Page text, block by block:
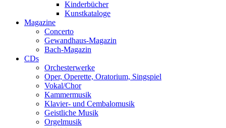
Kinderbücher
Kunstkataloge
Magazine
Concerto
Gewandhaus-Magazin
Bach-Magazin
CDs
Orchesterwerke
Oper, Operette, Oratorium, Singspiel
Vokal/Chor
Kammermusik
Klavier- und Cembalomusik
Geistliche Musik
Orgelmusik